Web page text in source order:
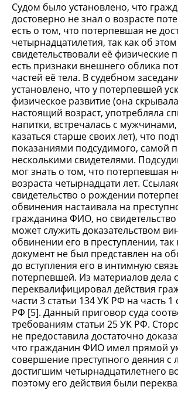
Судом было установлено, что
достоверно не знал о возрасте
есть о том, что потерпевшая не
четырнадцатилетия, так как об
свидетельствовали её физические
есть признаки внешнего облика
частей её тела. В судебном
установлено, что у потерпевшей
физическое развитие (она
настоящий возраст, употребляла
напитки, встречалась с мужчинами,
казаться старше своих лет), что
показаниями подсудимого, самой
несколькими свидетелями.
мог знать о том, что потерпевшая
возраста четырнадцати лет.
свидетельство о рождении
обвинения настаивала на
гражданина ФИО, но
может служить доказательством
обвинении его в преступлении, так
документ не был представлен на
до вступления его в интимную
потерпевшей. Из материалов дела
переквалифицировал действия
части 3 статьи 134 УК РФ на часть 1
РФ [5]. Данный приговор суда
требованиям статьи 25 УК РФ.
не предоставила достаточно
что гражданин ФИО имел прямой
совершение преступного деяния с
достигшим четырнадцатилетнего
поэтому его действия были